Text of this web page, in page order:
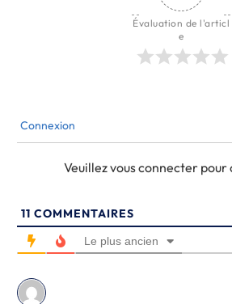
Évaluation de l'articl
e
Connexion
Veuillez vous connecter
11 COMMENTAIRES
Le plus ancien